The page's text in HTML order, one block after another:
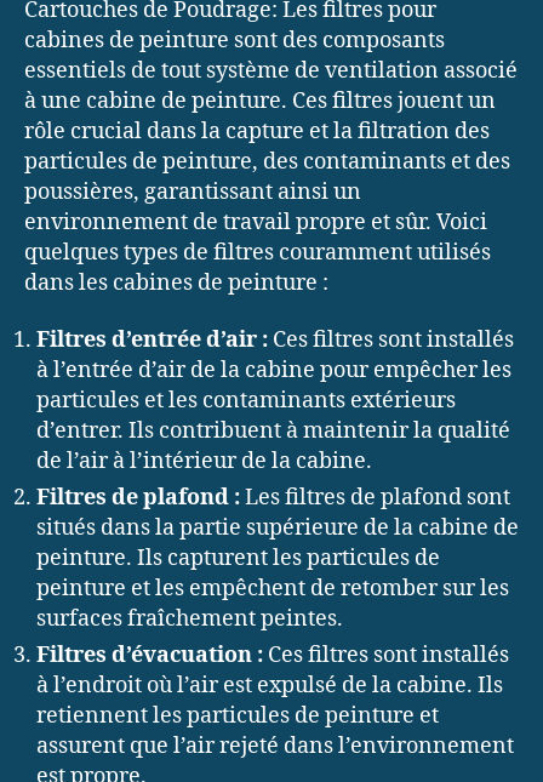
Cartouches de Poudrage: Les filtres pour
cabines de peinture sont des composants
essentiels de tout système de ventilation associé
à une cabine de peinture. Ces filtres jouent un
rôle crucial dans la capture et la filtration des
particules de peinture, des contaminants et des
poussières, garantissant ainsi un
environnement de travail propre et sûr. Voici
quelques types de filtres couramment utilisés
dans les cabines de peinture :
Filtres d’entrée d’air : Ces filtres sont installés
à l’entrée d’air de la cabine pour empêcher les
particules et les contaminants extérieurs
d’entrer. Ils contribuent à maintenir la qualité
de l’air à l’intérieur de la cabine.
Filtres de plafond :Les filtres de plafond sont
situés dans la partie supérieure de la cabine de
peinture. Ils capturent les particules de
peinture et les empêchent de retomber sur les
surfaces fraîchement peintes.
Filtres d’évacuation : Ces filtres sont installés
à l’endroit où l’air est expulsé de la cabine. Ils
retiennent les particules de peinture et
assurent que l’air rejeté dans l’environnement